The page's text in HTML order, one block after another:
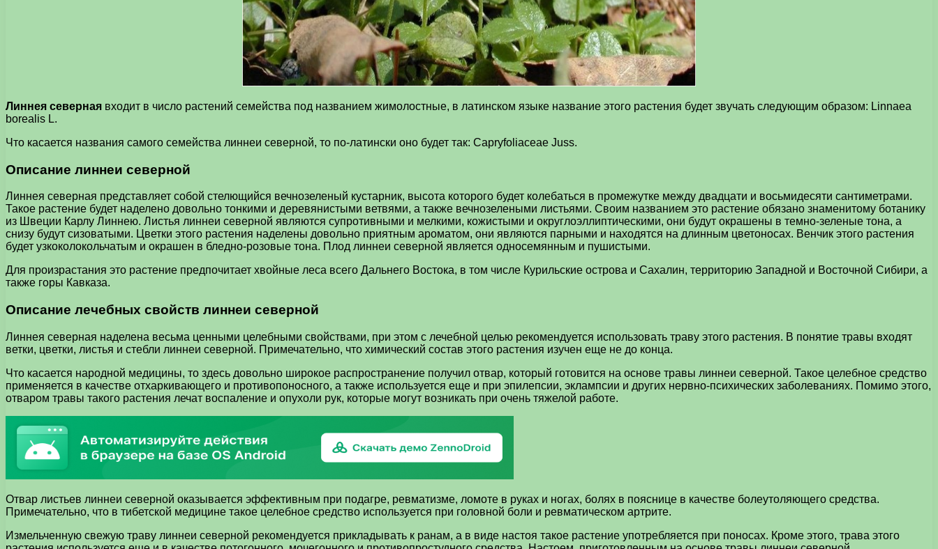
Линнея северная входит в число растений семейства под названием жимолостные, в латинском языке название этого растения будет звучать следующим образом: Linnaea
borealis L.
Что касается названия самого семейства линнеи северной, то по-латински оно будет так: Capryfoliaceae Juss.
Описание линнеи северной
Линнея северная представляет собой стелющийся вечнозеленый кустарник, высота которого будет колебаться в промежутке между двадцати и восьмидесяти сантиметрами.
Такое растение будет наделено довольно тонкими и деревянистыми ветвями, а также вечнозелеными листьями. Своим названием это растение обязано знаменитому ботанику
из Швеции Карлу Линнею. Листья линнеи северной являются супротивными и мелкими, кожистыми и округлоэллиптическими, они будут окрашены в темно-зеленые тона, а
снизу будут сизоватыми. Цветки этого растения наделены довольно приятным ароматом, они являются парными и находятся на длинным цветоносах. Венчик этого растения
будет узкоколокольчатым и окрашен в бледно-розовые тона. Плод линнеи северной является односемянным и пушистыми.
Для произрастания это растение предпочитает хвойные леса всего Дальнего Востока, в том числе Курильские острова и Сахалин, территорию Западной и Восточной Сибири, а
также горы Кавказа.
Описание лечебных свойств линнеи северной
Линнея северная наделена весьма ценными целебными свойствами, при этом с лечебной целью рекомендуется использовать траву этого растения. В понятие травы входят
ветки, цветки, листья и стебли линнеи северной. Примечательно, что химический состав этого растения изучен еще не до конца.
Что касается народной медицины, то здесь довольно широкое распространение получил отвар, который готовится на основе травы линнеи северной. Такое целебное средство
применяется в качестве отхаркивающего и противопоносного, а также используется еще и при эпилепсии, эклампсии и других нервно-психических заболеваниях. Помимо этого,
отваром травы такого растения лечат воспаление и опухоли рук, которые могут возникать при очень тяжелой работе.
Отвар листьев линнеи северной оказывается эффективным при подагре, ревматизме, ломоте в руках и ногах, болях в пояснице в качестве болеутоляющего средства.
Примечательно, что в тибетской медицине такое целебное средство используется при головной боли и ревматическом артрите.
Измельченную свежую траву линнеи северной рекомендуется прикладывать к ранам, а в виде настоя такое растение употребляется при поносах. Кроме этого, трава этого